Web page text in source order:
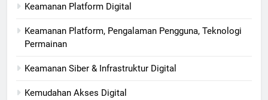
Keamanan Platform Digital
Keamanan Platform, Pengalaman Pengguna, Teknologi
Permainan
Keamanan Siber & Infrastruktur Digital
Kemudahan Akses Digital